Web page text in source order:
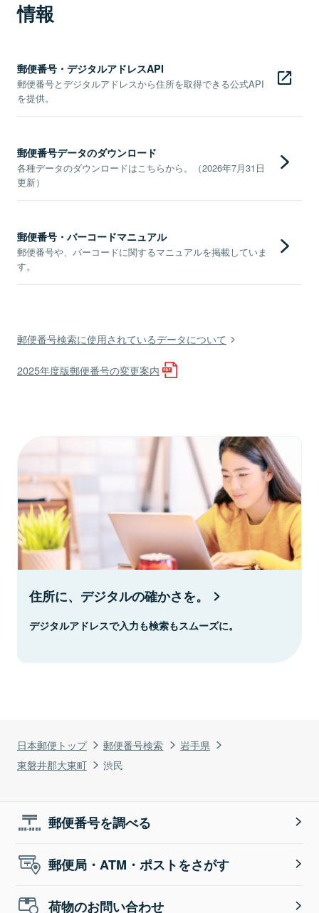
日本郵便トップ 郵便番号検索
岩手県
東磐井郡大東町
渋民
情報
郵便番号・デジタルアドレスAPI
郵便番号とデジタルアドレスから住所を取得できる公式API
を提供。
郵便番号データのダウンロード
各種データのダウンロードはこちらから。（2026年7月31日
更新）
郵便番号・バーコードマニュアル
郵便番号や、バーコードに関するマニュアルを掲載していま
す。
郵便番号検索に使用されているデータについて
2025年度版郵便番号の変更案内
住所に、デジタルの確かさを。
デジタルアドレスで入力も検索もスムーズに。
郵便番号を調べる
郵便局・ATM・ポストをさがす
荷物のお問い合わせ